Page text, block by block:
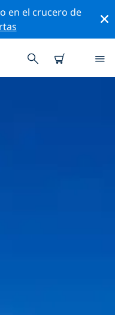
en el crucero de